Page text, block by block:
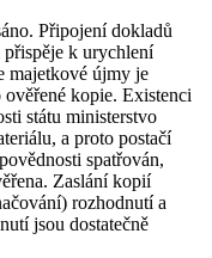
Připojení dokladů
k urychlení
majetkové újmy je
kopie. Existenci
státu ministerstvo
a proto postačí
spatřován,
Zaslání kopií
rozhodnutí a
jsou dostatečně